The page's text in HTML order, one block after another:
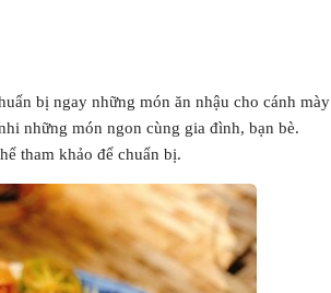
bị ngay những món ăn nhậu cho cánh mày
những món ngon cùng gia đình, bạn bè.
tham khảo để chuẩn bị.